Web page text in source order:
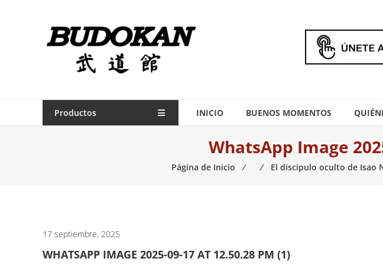
Indumentaria
para
artes
marciales
Todo
lo
marciales.
Productos INICIO BUENOS MOMENTOS
WhatsApp Image
Página de Inicio ⁄ ⁄ El discipulo oculto de Isao
17 septiembre, 2025
WHATSAPP IMAGE 2025-09-17 AT 12.50.28 PM (1)